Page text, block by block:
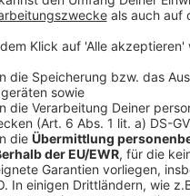
Elektro-
Anzeige
Viele
Probleme
Vergleich
davon ab,